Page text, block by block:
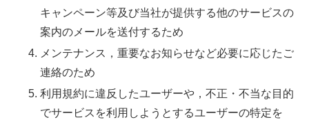
キャンペーン等及び当社が提供する他のサービスの
案内のメールを送付するため
メンテナンス，重要なお知らせなど必要に応じたご
連絡のため
利用規約に違反したユーザーや，不正・不当な目的
でサービスを利用しようとするユーザーの特定を